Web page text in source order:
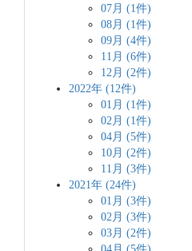
07月 (1件)
08月 (1件)
09月 (4件)
11月 (6件)
12月 (2件)
2022年 (12件)
01月 (1件)
02月 (1件)
04月 (5件)
10月 (2件)
11月 (3件)
2021年 (24件)
01月 (3件)
02月 (3件)
03月 (2件)